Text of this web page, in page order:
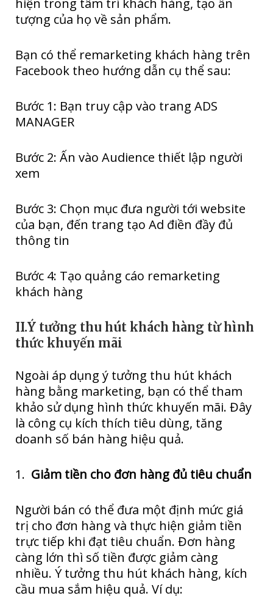
hiện trong tâm trí khách hàng, tạo ấn
tượng của họ về sản phẩm.
Bạn có thể remarketing khách hàng trên
Facebook theo hướng dẫn cụ thể sau:
Bước 1: Bạn truy cập vào trang ADS
MANAGER
Bước 2: Ấn vào Audience thiết lập người
xem
Bước 3: Chọn mục đưa người tới website
của bạn, đến trang tạo Ad điền đầy đủ
thông tin
Bước 4: Tạo quảng cáo remarketing
khách hàng
II.Ý tưởng thu hút khách hàng từ hình
thức khuyến mãi
Ngoài áp dụng ý tưởng thu hút khách
hàng bằng marketing, bạn có thể tham
khảo sử dụng hình thức khuyến mãi. Đây
là công cụ kích thích tiêu dùng, tăng
doanh số bán hàng hiệu quả.
1. Giảm tiền cho đơn hàng đủ tiêu chuẩn
Người bán có thể đưa một định mức giá
trị cho đơn hàng và thực hiện giảm tiền
trực tiếp khi đạt tiêu chuẩn. Đơn hàng
càng lớn thì số tiền được giảm càng
nhiều. Ý tưởng thu hút khách hàng, kích
cầu mua sắm hiệu quả. Ví dụ: